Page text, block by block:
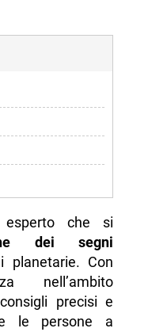
che si
dei segni
planetarie. Con
nell’ambito
precisi e
le persone a